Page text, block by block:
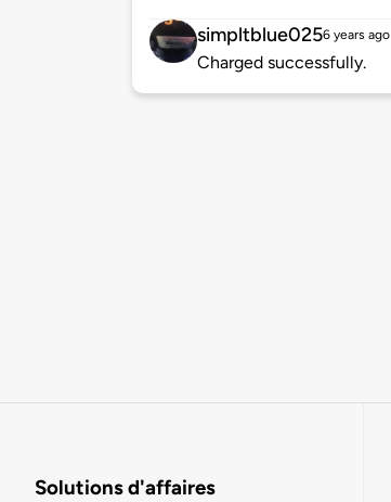
simpltblue0256 years ago
Charged successfully.
Solutions d'affaires